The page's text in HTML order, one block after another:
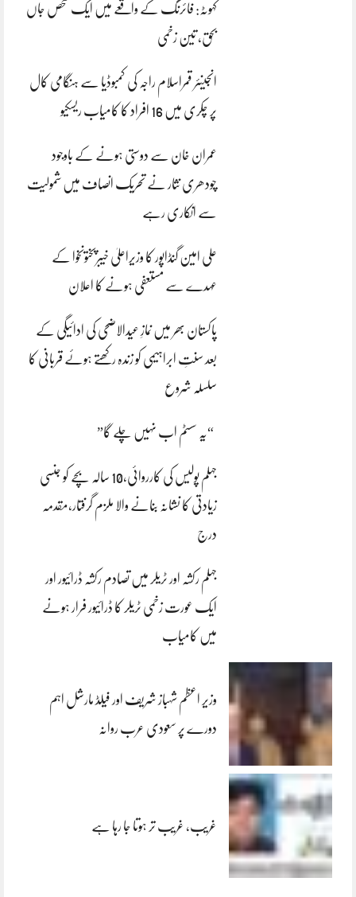
کہوٹہ: فائرنگ کے واقعے میں ایک شخص جاں
بحق، تین زخمی
انجینئر قمراسلام راجہ کی کمبوڈیا سے ہنگامی کال
پر چکری میں 16 افراد کا کامیاب ریسکیو
عمران خان سے دوستی ہونے کے باوجود
چودھری نثار نے تحریک انصاف میں شمولیت
سے انکاری رہے
علی امین گنڈاپور کا وزیراعلیٰ خیبرپختونخوا کے
عہدے سے مستعفی ہونے کا اعلان
پاکستان بھر میں نمازِ عیدالاضحی کی ادائیگی کے
بعد سنتِ ابراہیمی کو زندہ رکھتے ہوئے قربانی کا
سلسلہ شروع
“یہ سسٹم اب نہیں چلے گا”
جہلم پولیس کی کارروائی،10 سالہ بچے کو جنسی
زیادتی کا نشانہ بنانے والا ملزم گرفتار،مقدمہ
درج
جہلم رکشہ اور ٹریلر میں تصادم رکشہ ڈرائیور اور
ایک عورت زخمی ٹریلر کا ڈرائیور فرار ہونے
میں کامیاب
وزیر اعظم شہباز شریف اور فیلڈ مارشل اہم
دورے پر سعودی عرب روانہ
غریب، غریب تر ہوتا جا رہا ہے